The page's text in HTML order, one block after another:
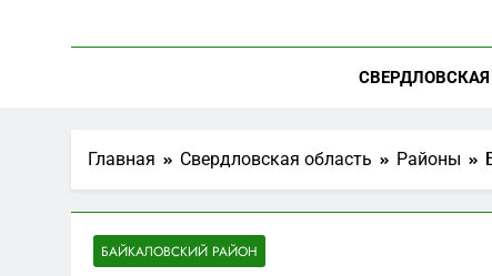
Главная Свердловская область Районы
БАЙКАЛОВСКИЙ РАЙОН